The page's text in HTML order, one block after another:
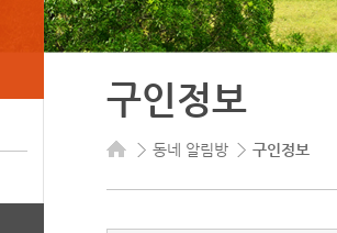
구인정보
동네 알림방 구인정보